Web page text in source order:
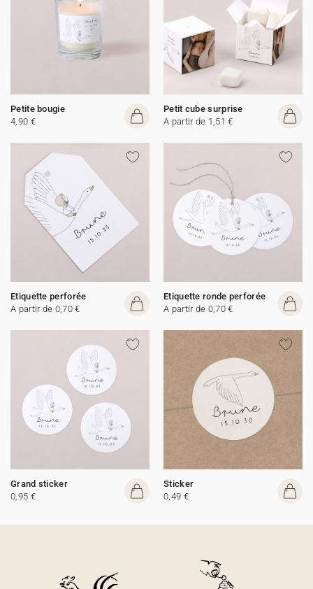
Petite bougie
4,90 €
Petit cube surprise
A partir de 1,51 €
Etiquette perforée
A partir de 0,70 €
Etiquette ronde perforée
A partir de 0,70 €
Grand sticker
0,95 €
Sticker
0,49 €